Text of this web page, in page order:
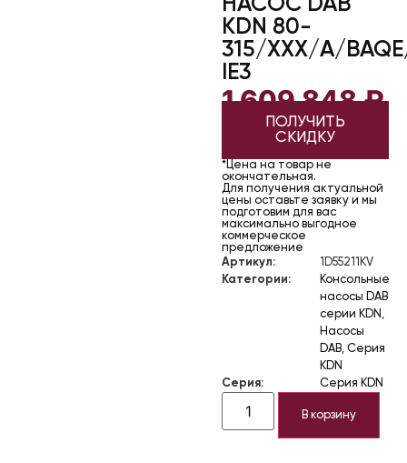
НАСОС DAB
KDN 80-
315/XXX/A/
IE3
1 609 848₽
ПОЛУЧИТЬ
СКИДКУ
*Цена на товар не
окончательная.
Для получения актуальной
цены оставьте заявку и мы
подготовим для вас
максимально выгодное
коммерческое
предложение
Артикул:
1D55211KV
Категории:
Консольные
насосы DAB
серии KDN ,
Насосы
DAB, Серия
KDN
Серия:
Серия KDN
В корзину